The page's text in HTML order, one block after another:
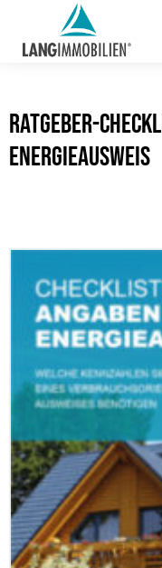
ratgeber-
energieausweis